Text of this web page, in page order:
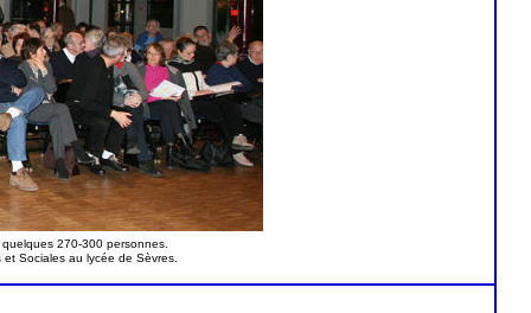
quelques 270-300 personnes.
Sociales au lycée de Sèvres.